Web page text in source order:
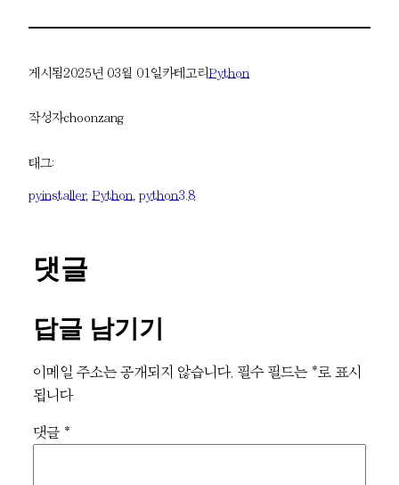
게시됨2025년 03월 01일카테고리Python
작성자choonzang
태그:
pyinstaller, Python python3.8
댓글
답글 남기기
이메일 주소는 공개되지 않습니다. 필수 필드는 *로 표시
됩니다
댓글 *